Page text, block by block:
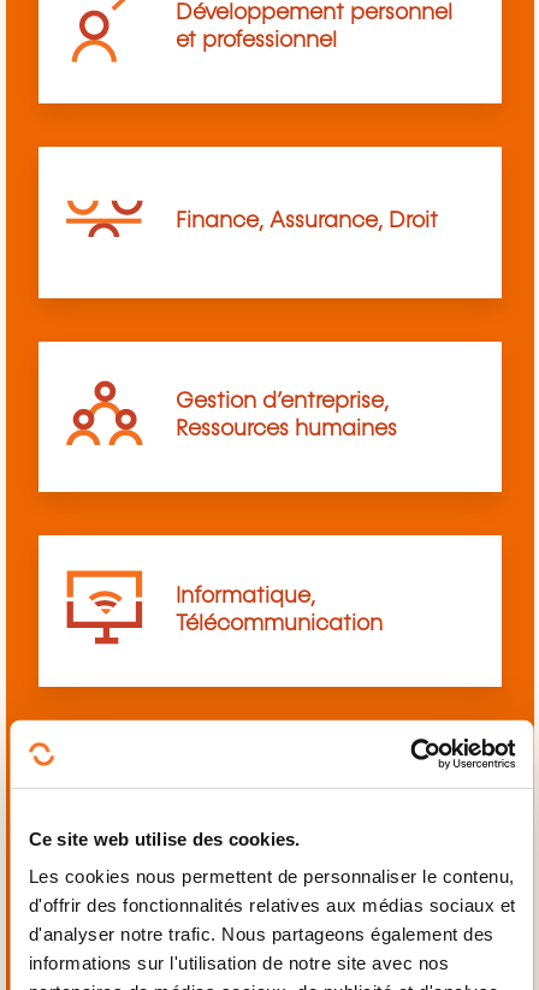
Ce site web utilise des cookies.
Les cookies nous permettent de personnaliser le contenu,
d'offrir des fonctionnalités relatives aux médias sociaux et
d'analyser notre trafic. Nous partageons également des
informations sur l'utilisation de notre site avec nos
Développement personnel
et professionnel
Finance, Assurance, Droit
Gestion d’entreprise,
Ressources humaines
Informatique,
Télécommunication
Mécanique,